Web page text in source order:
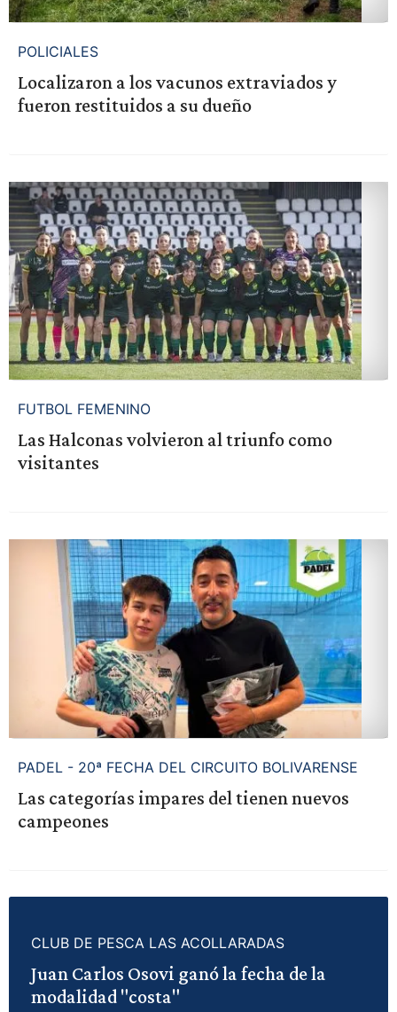
POLICIALES
Localizaron a los vacunos extraviados y
fueron restituidos a su dueño
FUTBOL FEMENINO
Las Halconas volvieron al triunfo como
visitantes
PADEL - 20ª FECHA DEL CIRCUITO BOLIVARENSE
Las categorías impares del tienen nuevos
campeones
CLUB DE PESCA LAS ACOLLARADAS
Juan Carlos Osovi ganó la fecha de la
modalidad "costa"